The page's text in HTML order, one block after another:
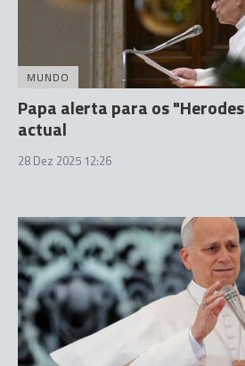
MUNDO
Papa alerta para os
actual
28 Dez 2025 12:26